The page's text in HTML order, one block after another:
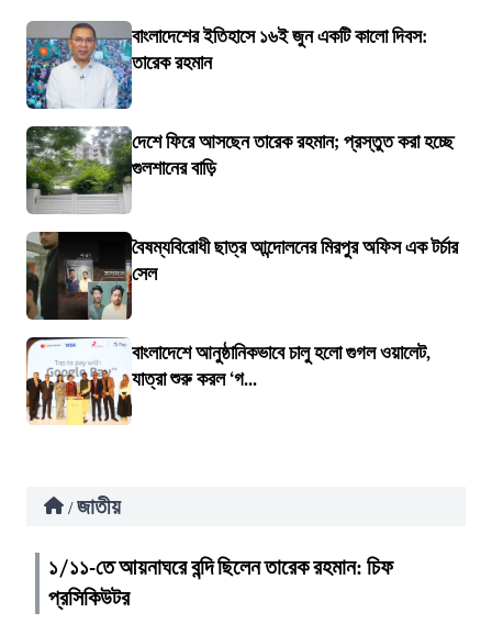
বাংলাদেশের ইতিহাসে ১৬ই জুন একটি কালো দিবস:
তারেক রহমান
দেশে ফিরে আসছেন তারেক রহমান; প্রস্তুত করা হচ্ছে
গুলশানের বাড়ি
বৈষম্যবিরোধী ছাত্র আন্দোলনের মিরপুর অফিস এক টর্চার
সেল
বাংলাদেশে আনুষ্ঠানিকভাবে চালু হলো গুগল ওয়ালেট,
যাত্রা শুরু করল ‘গ...
/ জাতীয়
১/১১-তে আয়নাঘরে বন্দি ছিলেন তারেক রহমান: চিফ
প্রসিকিউটর